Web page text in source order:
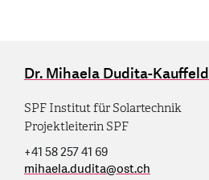
Dr. Mihaela Dudita-Kauffeld
SPF Institut für Solartechnik
Projektleiterin SPF
+41 58 257 41 69
mihaela.dudita@ost.ch